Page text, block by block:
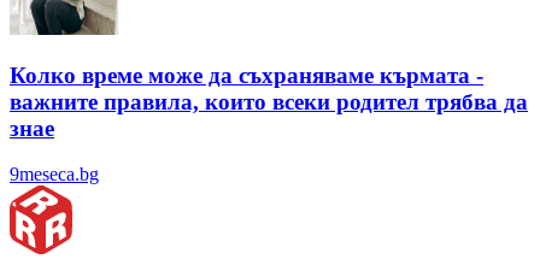
Колко време може да съхраняваме кърмата -
важните правила, които всеки родител трябва да
знае
9meseca.bg